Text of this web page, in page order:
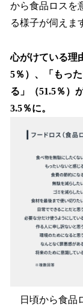
から食品ロスを
る様子が伺えま
心がけている理
5％）、「もっ
る」（51.5％）
3.5％に。
日頃から食品